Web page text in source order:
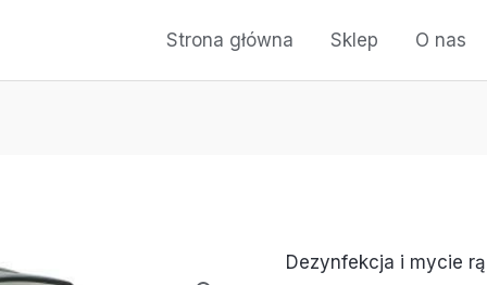
Strona główna Sklep O nas
Dezynfekcja i mycie
ilość